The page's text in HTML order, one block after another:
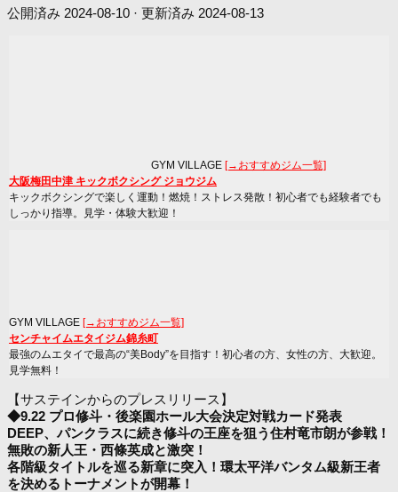
公開済み 2024-08-10 · 更新済み 2024-08-13
GYM VILLAGE [→おすすめジム一覧]
大阪梅田中津 キックボクシング ジョウジム
キックボクシングで楽しく運動！燃焼！ストレス発散！初心者でも経験者でも
しっかり指導。見学・体験大歓迎！
GYM VILLAGE [→おすすめジム一覧]
センチャイムエタイジム錦糸町
最強のムエタイで最高の“美Body”を目指す！初心者の方、女性の方、大歓迎。
見学無料！
【サステインからのプレスリリース】
◆9.22 プロ修斗・後楽園ホール大会決定対戦カード発表
DEEP、パンクラスに続き修斗の王座を狙う住村竜市朗が参戦！
無敗の新人王・西條英成と激突！
各階級タイトルを巡る新章に突入！環太平洋バンタム級新王者
を決めるトーナメントが開幕！